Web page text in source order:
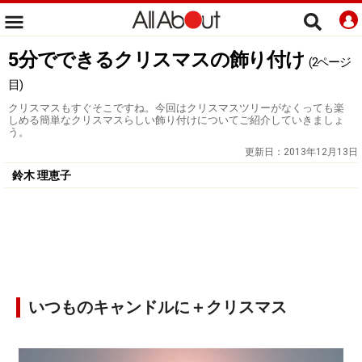
5分でできるクリスマスの飾り付け (2ページ
目)
クリスマスもすぐそこですね。今回はクリスマスツリーがなくっても楽
しめる簡単なクリスマスらしい飾り付けについてご紹介していきましょ
う。
更新日： 2013年12月13日
鈴木 理恵子
いつものキャンドルに＋クリスマス